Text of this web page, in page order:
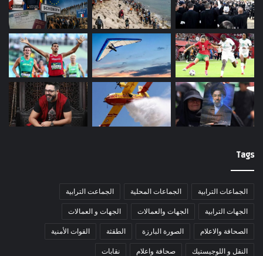
Tags
الجماعات الترابية الجماعات المحلية الجماعت الترابية
الجهات الترابية الجهات والعمالات الجهات و العمالات
الصحافة والاعلام الصورة البارزة الطقثة القوات الأمنية
النقل و اللوجيستيك صحافة واعلام نقابات